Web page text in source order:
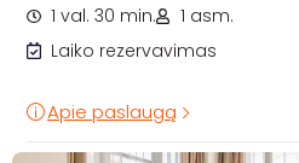
1 val. 30 min.
1 asm.
Laiko rezervavimas
Apie paslaugą